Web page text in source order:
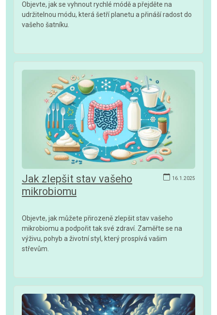
Objevte, jak se vyhnout rychlé módě a přejděte na
udržitelnou módu, která šetří planetu a přináší radost do
vašeho šatníku.
16.1.2025
Jak zlepšit stav vašeho
mikrobiomu
Objevte, jak můžete přirozeně zlepšit stav vašeho
mikrobiomu a podpořit tak své zdraví. Zaměřte se na
výživu, pohyb a životní styl, který prospívá vašim
střevům.